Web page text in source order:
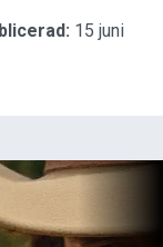
15 juni